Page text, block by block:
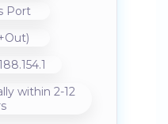
Port
within 2-12